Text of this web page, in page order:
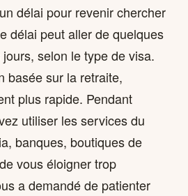
délai pour revenir chercher
délai peut aller de quelques
selon le type de visa.
basée sur la retraite,
plus rapide. Pendant
utiliser les services du
banques, boutiques de
vous éloigner trop
a demandé de patienter